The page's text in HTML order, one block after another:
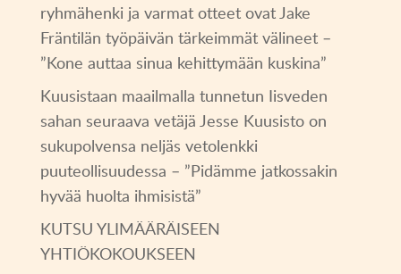
ryhmähenki ja varmat otteet ovat Jake
Fräntilän työpäivän tärkeimmät välineet –
”Kone auttaa sinua kehittymään kuskina”
Kuusistaan maailmalla tunnetun Iisveden
sahan seuraava vetäjä Jesse Kuusisto on
sukupolvensa neljäs vetolenkki
puuteollisuudessa – ”Pidämme jatkossakin
hyvää huolta ihmisistä”
KUTSU YLIMÄÄRÄISEEN
YHTIÖKOKOUKSEEN